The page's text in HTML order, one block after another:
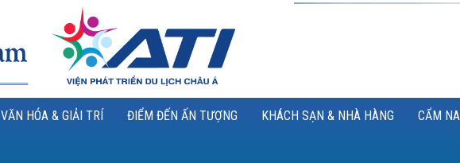
VĂN HÓA & GIẢI TRÍ ĐIỂM ĐẾN ẤN TƯỢNG KHÁCH SẠN & NHÀ HÀNG CẨM